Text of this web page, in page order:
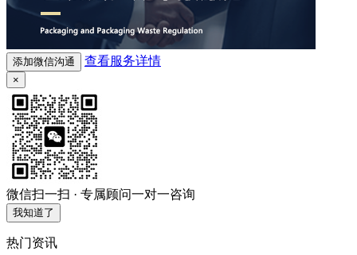
添加微信沟通 查看服务详情
×
微信扫一扫 · 专属顾问一对一咨询
我知道了
热门资讯